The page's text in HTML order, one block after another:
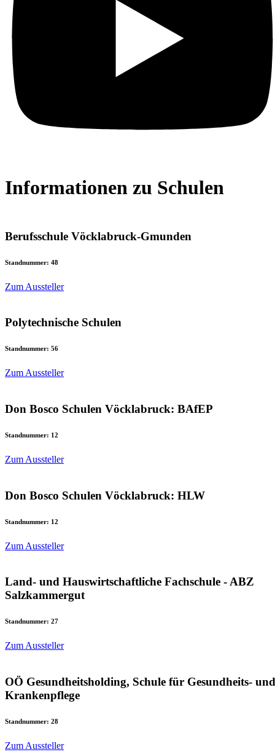
Informationen zu Schulen
Berufsschule Vöcklabruck-Gmunden
Standnummer: 48
Zum Aussteller
Polytechnische Schulen
Standnummer: 56
Zum Aussteller
Don Bosco Schulen Vöcklabruck: BAfEP
Standnummer: 12
Zum Aussteller
Don Bosco Schulen Vöcklabruck: HLW
Standnummer: 12
Zum Aussteller
Land- und Hauswirtschaftliche Fachschule - ABZ
Salzkammergut
Standnummer: 27
Zum Aussteller
OÖ Gesundheitsholding, Schule für Gesundheits- und
Krankenpflege
Standnummer: 28
Zum Aussteller